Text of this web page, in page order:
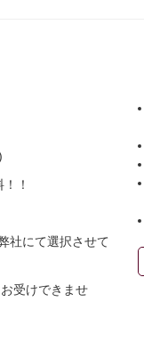
！
社にて選択させて
受けできませ